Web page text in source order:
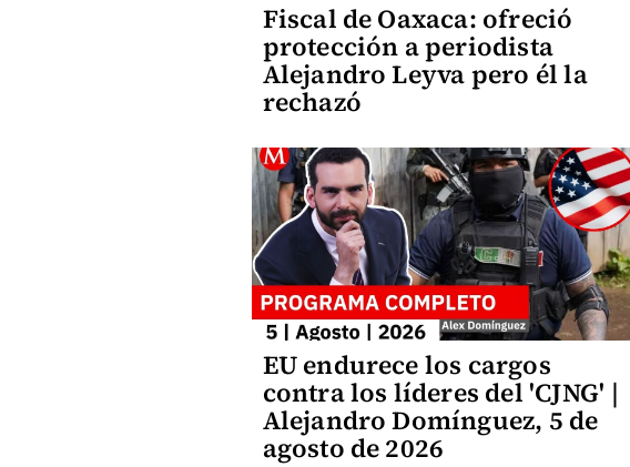
Fiscal de Oaxaca: ofreció
protección a periodista
Alejandro Leyva pero él la
rechazó
EU endurece los cargos
contra los líderes del 'CJNG' |
Alejandro Domínguez, 5 de
agosto de 2026